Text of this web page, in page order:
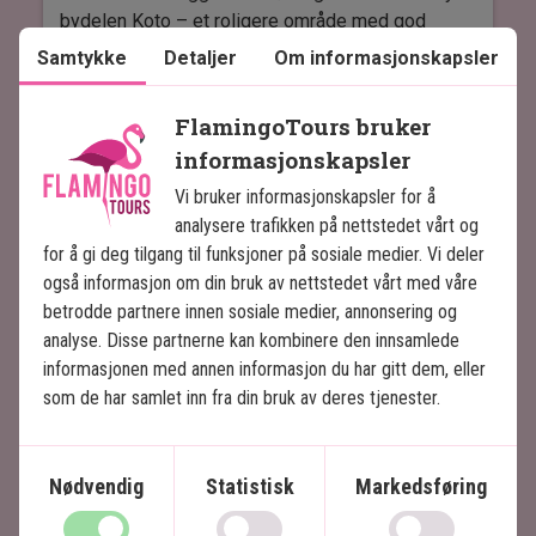
frokost, lunsj og middag.
Romene på Okinawa Prince Hotel Ocean View
Alle rom har balkong og havutsikt samt gratis Wi-
Fi, aircondition og safebox.
Dette hotellet er ideelt for deg som ønsker å
kombinere resortfølelse med en praktisk
beliggenhet nær by, strand og opplevelser.
bydelen Koto – et roligere område med god
tilgang til resten av storbyen. Her har du enkel
tilgang til offentlig transport, slik at du raskt kan
Asakusa, og i nærområdet er det parker,
severdigheter og gode muligheter for utflukter.
Det er et opplagt valg hvis du ønsker å bo i
Tokyo, nær byen, men borte fra den mest
hektiske trafikken.
Hotellet tilbyr både innendørs basseng,
sesongåpent utendørs basseng og
treningssenter, slik at du kan slappe av eller
holde deg aktiv under oppholdet. Det er også spa,
oppmerksom på at det kan påløpe ekstra
kostnader for bruk av enkelte av hotellets
fasiliteter.
Les mer
Samtykke Detaljer Om informasjonskapsler
FlamingoTours bruker
informasjonskapsler
Vi bruker informasjonskapsler for å
analysere trafikken på nettstedet vårt og
for å gi deg tilgang til funksjoner på sosiale medier. Vi deler
også informasjon om din bruk av nettstedet vårt med våre
betrodde partnere innen sosiale medier, annonsering og
analyse. Disse partnerne kan kombinere den innsamlede
informasjonen med annen informasjon du har gitt dem, eller
som de har samlet inn fra din bruk av deres tjenester.
Nødvendig Statistisk Markedsføring